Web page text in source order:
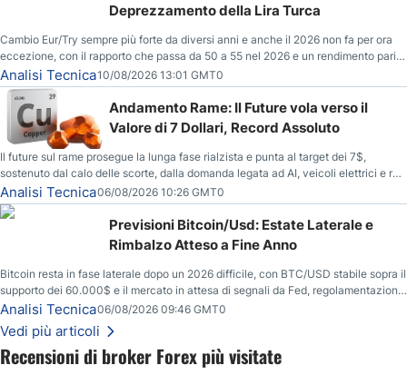
Recensioni di broker Forex più visitate
Deprezzamento della Lira Turca
Cambio Eur/Try sempre più forte da diversi anni e anche il 2026 non fa per ora
eccezione, con il rapporto che passa da 50 a 55 nel 2026 e un rendimento pari
al +10%.
Analisi Tecnica10/08/2026 13:01 GMT0
Andamento Rame: Il Future vola verso il
Valore di 7 Dollari, Record Assoluto
Il future sul rame prosegue la lunga fase rialzista e punta al target dei 7$,
sostenuto dal calo delle scorte, dalla domanda legata ad AI, veicoli elettrici e reti
energetiche, e dai timori di deficit produttivo dal 2028.
Analisi Tecnica06/08/2026 10:26 GMT0
Previsioni Bitcoin/Usd: Estate Laterale e
Rimbalzo Atteso a Fine Anno
Bitcoin resta in fase laterale dopo un 2026 difficile, con BTC/USD stabile sopra il
supporto dei 60.000$ e il mercato in attesa di segnali da Fed, regolamentazione
USA ed elezioni di medio termine.
Analisi Tecnica06/08/2026 09:46 GMT0
Vedi più articoli